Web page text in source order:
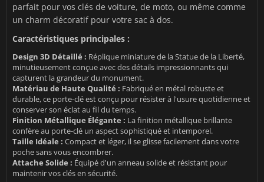
parfait pour vos clés de voiture, de moto, ou même comme
un charm décoratif pour votre sac à dos.
Caractéristiques principales :
Design 3D Détaillé : Réplique miniature de la Statue de la Liberté,
minutieusement conçue avec des détails impressionnants qui
capturent la grandeur du monument.
Matériau de Haute Qualité : Fabriqué en métal robuste et
durable, ce porte-clé est conçu pour résister à l'usure quotidienne et
conserver son éclat au fil du temps.
Finition Métallique Élégante : La finition métallique brillante
confère au porte-clé un aspect sophistiqué et intemporel.
Taille Idéale : Compact et léger, il se glisse facilement dans votre
poche sans vous encombrer.
Attache Solide : Équipé d'un anneau solide et résistant pour
maintenir vos clés en sécurité.